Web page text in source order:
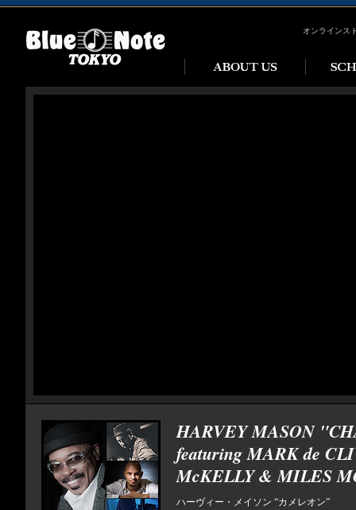
オンラインス
HARVEY MASON
featuring MARK de
McKELLY & MILES
ハーヴィー・メイソン “カメレオン”